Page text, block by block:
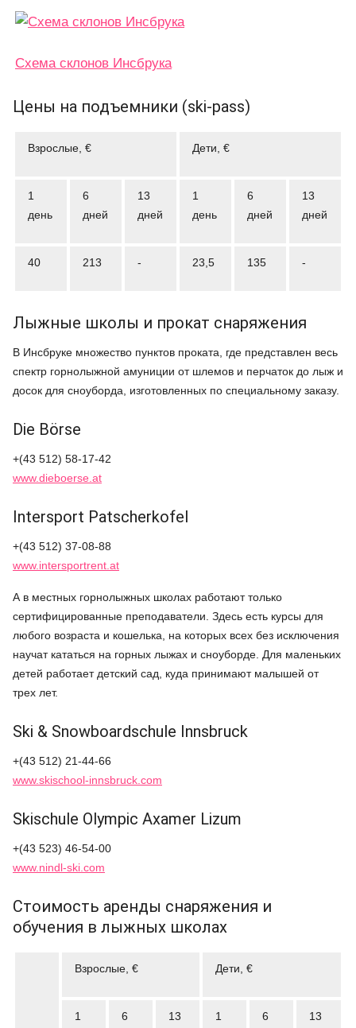
Схема склонов Инсбрука
Цены на подъемники (ski-pass)
Взрослые, € Дети, €
1
день
6
дней
13
дней
1
день
6
дней
13
дней
40 213 - 23,5 135 -
Лыжные школы и прокат снаряжения
В Инсбруке множество пунктов проката, где представлен весь
спектр горнолыжной амуниции от шлемов и перчаток до лыж и
досок для сноуборда, изготовленных по специальному заказу.
Die Börse
+(43 512) 58-17-42
www.dieboerse.at
Intersport Patscherkofel
+(43 512) 37-08-88
www.intersportrent.at
А в местных горнолыжных школах работают только
сертифицированные преподаватели. Здесь есть курсы для
любого возраста и кошелька, на которых всех без исключения
научат кататься на горных лыжах и сноуборде. Для маленьких
детей работает детский сад, куда принимают малышей от
трех лет.
Ski & Snowboardschule Innsbruck
+(43 512) 21-44-66
www.skischool-innsbruck.com
Skischule Olympic Axamer Lizum
+(43 523) 46-54-00
www.nindl-ski.com
Стоимость аренды снаряжения и
обучения в лыжных школах
Взрослые, € Дети, €
1
6
13
1
6
13